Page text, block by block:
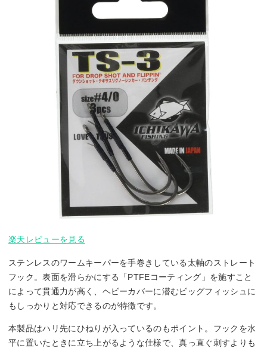
楽天レビューを見る
ステンレスのワームキーパーを手巻きしている太軸のストレート
フック。表面を滑らかにする「PTFEコーティング」を施すこと
によって貫通力が高く、ヘビーカバーに潜むビッグフィッシュに
もしっかりと対応できるのが特徴です。
本製品はハリ先にひねりが入っているのもポイント。フックを水
平に置いたときに立ち上がるような仕様で、真っ直ぐ刺すよりも